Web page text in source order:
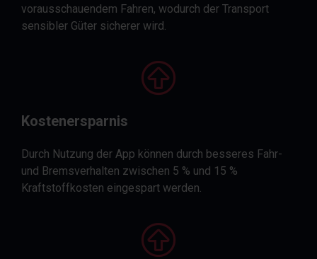
vorausschauendem Fahren, wodurch der Transport
sensibler Güter sicherer wird.
Kostenersparnis
Durch Nutzung der App können durch besseres Fahr-
und Bremsverhalten zwischen 5 % und 15 %
Kraftstoffkosten eingespart werden.